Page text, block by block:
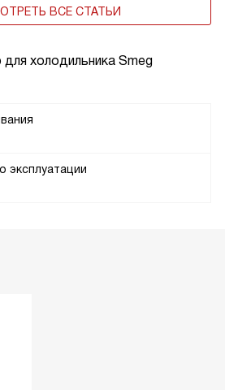
холодильника Smeg
эксплуатации
ВСЕ СТАТЬИ